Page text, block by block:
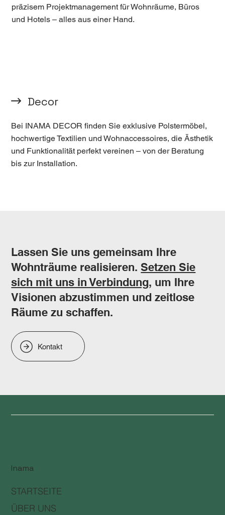
präzisem Projektmanagement für Wohnräume, Büros
und Hotels – alles aus einer Hand.
Decor
Bei INAMA DECOR finden Sie exklusive Polstermöbel,
hochwertige Textilien und Wohnaccessoires, die Ästhetik
und Funktionalität perfekt vereinen – von der Beratung
bis zur Installation.
Lassen Sie uns gemeinsam Ihre
Wohnträume realisieren. Setzen Sie
sich mit uns in Verbindung, um Ihre
Visionen abzustimmen und zeitlose
Räume zu schaffen.
Kontakt
Inama
STARTSEITE
ÜBER UNS